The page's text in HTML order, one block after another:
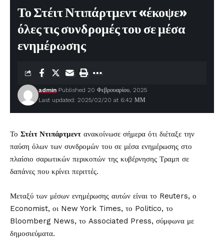
Το Στέιτ Ντιπάρτμεντ «έκοψε»
όλες τις συνδρομές του σε μέσα
ενημέρωσης
Last updated: 2025/02/20 at 6:42 ΜΜ
admin Published 20 Φεβρουαρίου, 2025
Το Στέιτ Ντιπάρτμεντ ανακοίνωσε σήμερα ότι διέταξε την
παύση όλων των συνδρομών του σε μέσα ενημέρωσης στο
πλαίσιο σαρωτικών περικοπών της κυβέρνησης Τραμπ σε
δαπάνες που κρίνει περιττές.
Μεταξύ των μέσων ενημέρωσης αυτών είναι το Reuters, ο
Economist, οι New York Times, το Politico, το
Bloomberg News, το Associated Press, σύμφωνα με
δημοσιεύματα.